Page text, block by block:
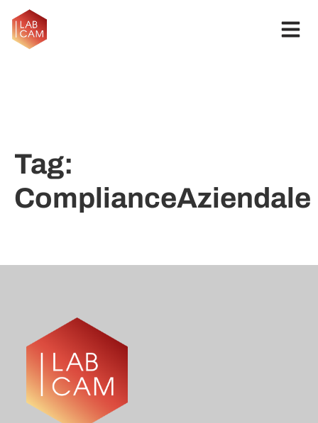
Tag:
ComplianceAziendale